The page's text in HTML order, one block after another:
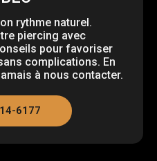
rythme naturel.
piercing avec
pour favoriser
complications. En
à nous contacter.
6177